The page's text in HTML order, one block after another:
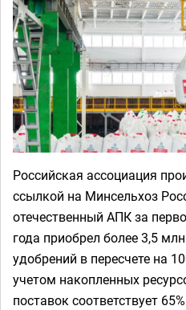
Российская ассоциация
ссылкой на Минсельхоз
отечественный АПК за
года приобрел более 3,5
удобрений в пересчете на
учетом накопленных
поставок соответствует